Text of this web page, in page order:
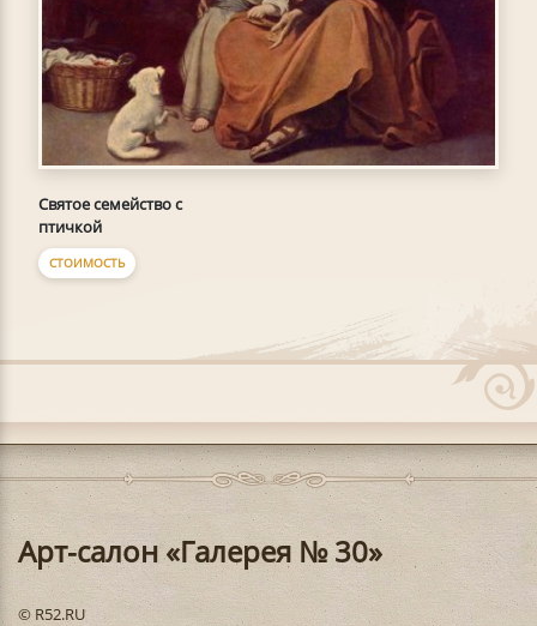
Святое семейство с
птичкой
СТОИМОСТЬ
Арт-салон «Галерея № 30»
© R52.RU